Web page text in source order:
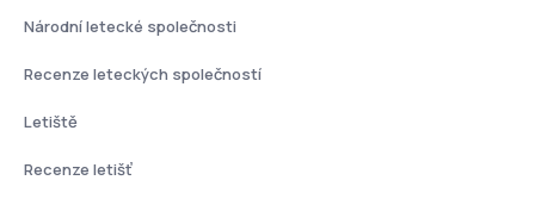
Národní letecké společnosti
Recenze leteckých společností
Letiště
Recenze letišť